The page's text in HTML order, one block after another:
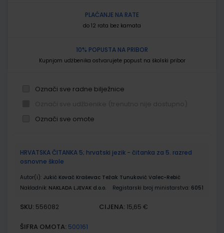
PLAĆANJE NA RATE
do 12 rata bez kamata
10% POPUSTA NA PRIBOR
Kupnjom udžbenika ostvarujete popust na školski pribor
Označi sve radne bilježnice
Označi sve omote
proizvodi
HRVATSKA ČITANKA 5; hrvatski jezik - čitanka za 5. razred
osnovne škole
Autor(i): Jukić Kovač Kraševac Težak Tunuković Valec-Rebić
Nakladnik: NAKLADA LJEVAK d.o.o. Registarski broj ministarstva: 6051
SKU: 556082 CIJENA: 15,65 €
ŠIFRA OMOTA: 500161